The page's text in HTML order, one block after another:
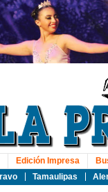
Tamaulipas
Edición Impresa